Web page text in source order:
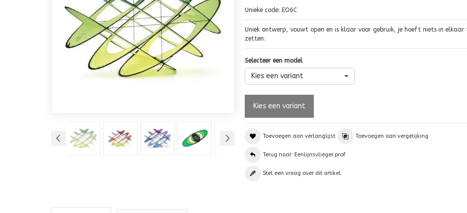
Unieke code: EO6C
Uniek ontwerp, vouwt open en is klaar voor gebruik, je hoeft niets in elkaar
zetten.
Selecteer een model
Kies een variant
Toevoegen aan verlanglijst Toevoegen aan vergelijking
Terug naar: Eenlijnsvlieger prof
Stel een vraag over dit artikel